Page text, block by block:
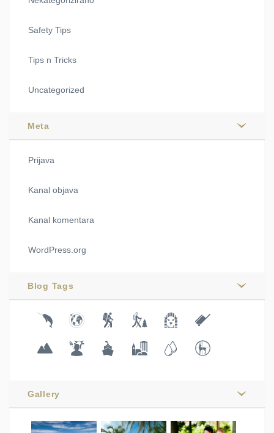
Safety Tips
Tips n Tricks
Uncategorized
Meta
Prijava
Kanal objava
Kanal komentara
WordPress.org
Blog Tags
Gallery